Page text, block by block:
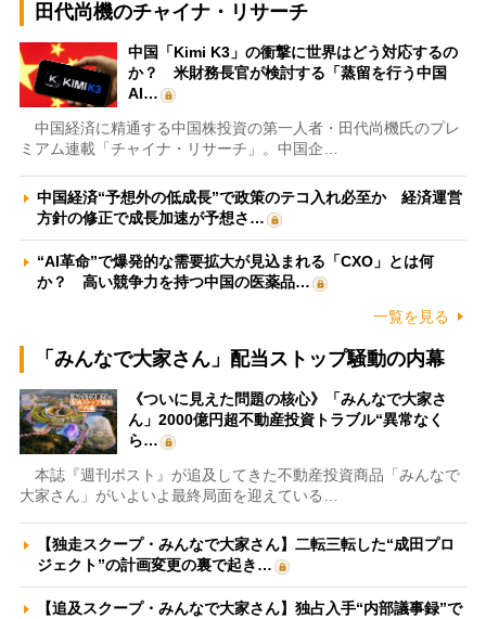
田代尚機のチャイナ・リサーチ
中国「Kimi K3」の衝撃に世界はどう対応するの
か？ 米財務長官が検討する「蒸留を行う中国
AI…
中国経済に精通する中国株投資の第一人者・田代尚機氏のプレ
ミアム連載「チャイナ・リサーチ」。中国企…
中国経済“予想外の低成長”で政策のテコ入れ必至か 経済運営
方針の修正で成長加速が予想さ…
“AI革命”で爆発的な需要拡大が見込まれる「CXO」とは何
か？ 高い競争力を持つ中国の医薬品…
一覧を見る
「みんなで大家さん」配当ストップ騒動の内幕
《ついに見えた問題の核心》「みんなで大家さ
ん」2000億円超不動産投資トラブル“異常なく
ら…
本誌『週刊ポスト』が追及してきた不動産投資商品「みんなで
大家さん」がいよいよ最終局面を迎えている…
【独走スクープ・みんなで大家さん】二転三転した“成田プロ
ジェクト”の計画変更の裏で起き…
【追及スクープ・みんなで大家さん】独占入手“内部議事録”で